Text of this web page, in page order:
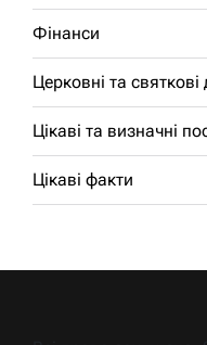
Фінанси
Церковні та святкові
Цікаві та визначні
Цікаві факти